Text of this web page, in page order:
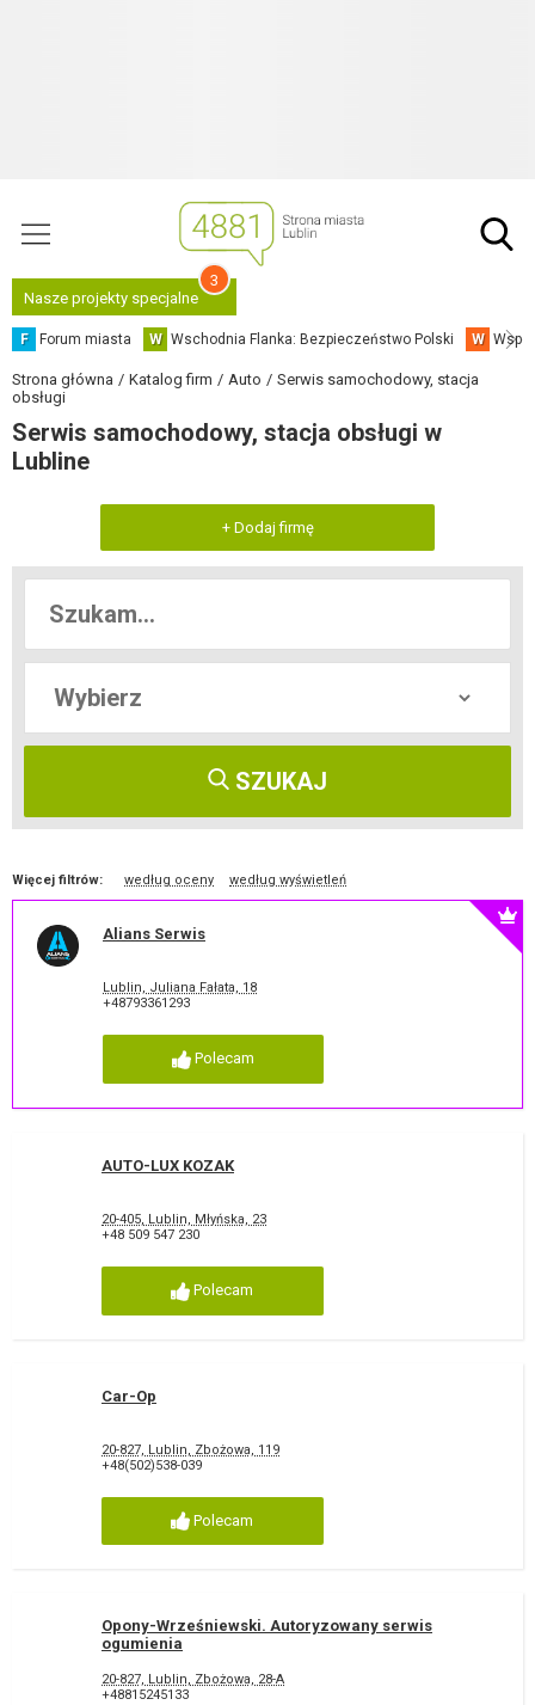
Nasze projekty specjalne
3
F Forum miasta W Wschodnia Flanka: Bezpieczeństwo Polski W
Strona główna Katalog firm Auto
Serwis samochodowy, stacja
obsługi
Serwis samochodowy, stacja obsługi w
Lubline
+ Dodaj firmę
SZUKAJ
Więcej filtrów: według oceny według wyświetleń
Alians Serwis
Lublin, Juliana Fałata, 18
+48793361293
Polecam
AUTO-LUX KOZAK
20-405, Lublin, Młyńska, 23
+48 509 547 230
Polecam
Car-Op
20-827, Lublin, Zbożowa, 119
+48(502)538-039
Polecam
Opony-Wrześniewski. Autoryzowany serwis
ogumienia
20-827, Lublin, Zbożowa, 28-A
+48815245133